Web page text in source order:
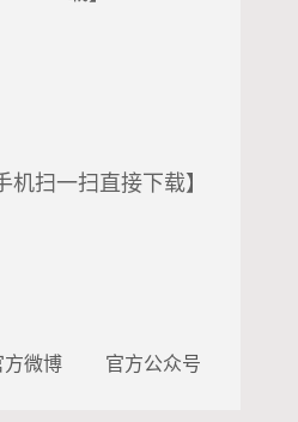
机扫一扫直接下载】
方微博 官方公众号